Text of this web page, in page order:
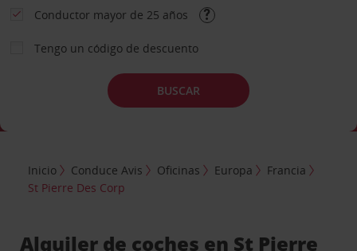
Conductor mayor de 25 años
Tengo un código de descuento
BUSCAR
Inicio Conduce Avis Oficinas Europa
Francia
St Pierre Des Corp
Alquiler de coches en St Pierre